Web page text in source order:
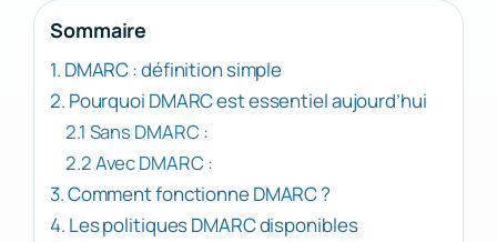
Sommaire
1. DMARC : définition simple
2. Pourquoi DMARC est essentiel aujourd’hui
2.1 Sans DMARC :
2.2 Avec DMARC :
3. Comment fonctionne DMARC ?
4. Les politiques DMARC disponibles